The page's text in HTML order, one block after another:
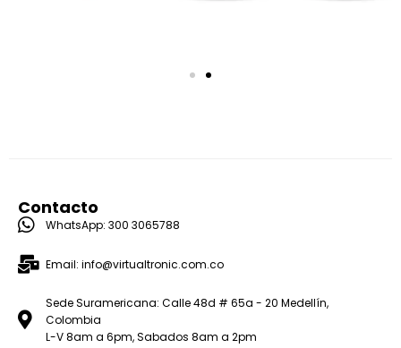
Ver producto
Contacto
WhatsApp: 300 3065788
Email: info@virtualtronic.com.co
Sede Suramericana: Calle 48d # 65a - 20 Medellín,
Colombia
L-V 8am a 6pm, Sabados 8am a 2pm